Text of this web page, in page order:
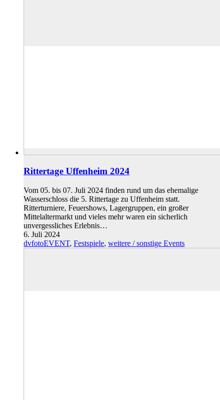
Rittertage Uffenheim 2024
Vom 05. bis 07. Juli 2024 finden rund um das ehemalige
Wasserschloss die 5. Rittertage zu Uffenheim statt.
Ritterturniere, Feuershows, Lagergruppen, ein großer
Mittelaltermarkt und vieles mehr waren ein sicherlich
unvergessliches Erlebnis…
6. Juli 2024
dvfotoEVENT, Festspiele, weitere / sonstige Events